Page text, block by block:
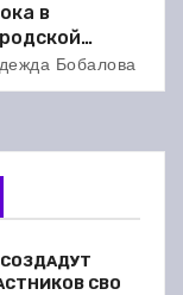
в
прямую
Бобалова
СВО